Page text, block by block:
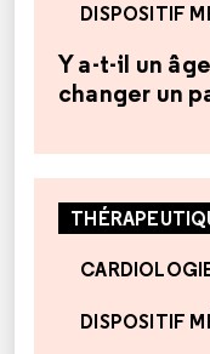
DISPOSITIF
Y a-t-il un
changer un
DISPOSITIF